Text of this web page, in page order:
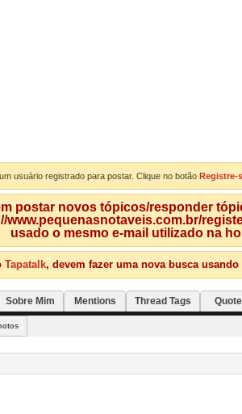
usuário registrado para postar. Clique no botão Registre-
postar novos tópicos/responder
www.pequenasnotaveis.com.br/
usado o mesmo e-mail utilizado na
Tapatalk, devem fazer uma nova busca
Sobre Mim Mentions Thread Tags